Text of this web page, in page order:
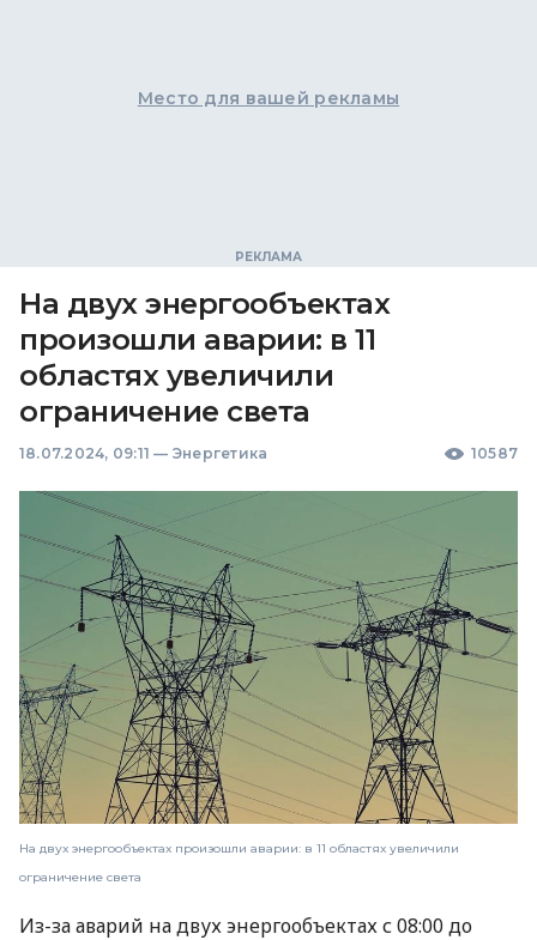
Место для вашей рекламы
На двух энергообъектах
произошли аварии: в 11
областях увеличили
ограничение света
18.07.2024, 09:11 — Энергетика 10587
На двух энергообъектах произошли аварии: в 11 областях увеличили
ограничение света
Из-за аварий на двух энергообъектах с 08:00 до